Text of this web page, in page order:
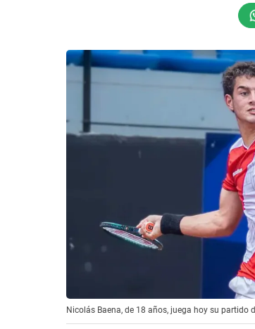
Nicolás Baena, de 18 años, juega hoy su partido